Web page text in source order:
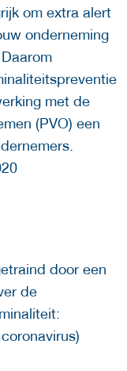
om extra alert
onderneming
met de
(PVO) een
door een
de